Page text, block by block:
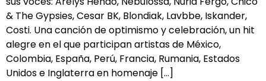
& The Gypsies, Cesar BK, Blondiak, Lavbbe, Iskander,
Costi. Una canción de optimismo y celebración, un hit
alegre en el que participan artistas de México,
Colombia, España, Perú, Francia, Rumania, Estados
Unidos e Inglaterra en homenaje […]